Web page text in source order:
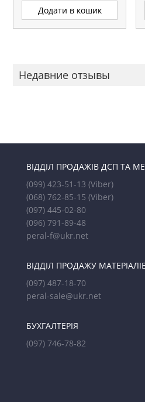
Додати в кошик
Недавние отзывы
ВІДДІЛ ПРОДАЖІВ ДСП ТА
(099) 423-51-13 (Viber)
(068) 762-85-15 (Viber)
(097) 445-02-80
(096) 791-89-48
peral-f@ukr.net
ВІДДІЛ ПРОДАЖУ
(097) 487-18-70
peral-sale@ukr.net
БУХГАЛТЕРІЯ
(097) 746-78-82